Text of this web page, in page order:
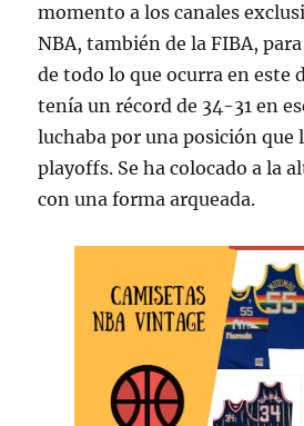
momento a los canales
NBA, también de la FIBA,
de todo lo que ocurra en este
tenía un récord de 34-31 en
luchaba por una posición que
playoffs. Se ha colocado a la
con una forma arqueada.